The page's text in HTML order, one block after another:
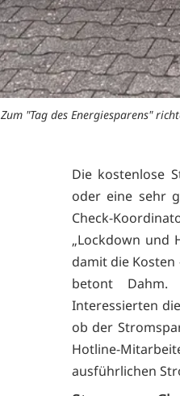
Zum "Tag des Energiesparens"
Die kostenlose
oder eine sehr
Check-
„Lockdown und
damit die Kosten
betont Dahm.
Interessierten
ob der
Hotline-
ausführlichen